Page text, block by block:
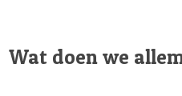
Wat doen we